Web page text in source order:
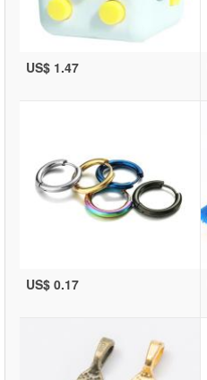
US$ 1.47
US$ 0.17